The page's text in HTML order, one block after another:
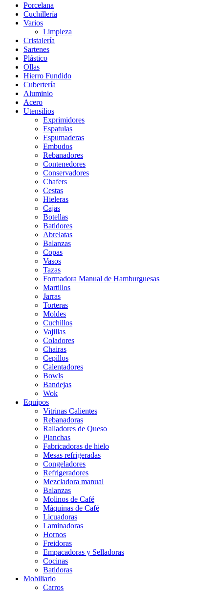
Porcelana
Cuchillería
Varios
Limpieza
Cristalería
Sartenes
Plástico
Ollas
Hierro Fundido
Cubertería
Aluminio
Acero
Utensilios
Exprimidores
Espatulas
Espumaderas
Embudos
Rebanadores
Contenedores
Conservadores
Chafers
Cestas
Hieleras
Cajas
Botellas
Batidores
Abrelatas
Balanzas
Copas
Vasos
Tazas
Formadora Manual de Hamburguesas
Martillos
Jarras
Torteras
Moldes
Cuchillos
Vajillas
Coladores
Chairas
Cepillos
Calentadores
Bowls
Bandejas
Wok
Equipos
Vitrinas Calientes
Rebanadoras
Ralladores de Queso
Planchas
Fabricadoras de hielo
Mesas refrigeradas
Congeladores
Refrigeradores
Mezcladora manual
Balanzas
Molinos de Café
Máquinas de Café
Licuadoras
Laminadoras
Hornos
Freidoras
Empacadoras y Selladoras
Cocinas
Batidoras
Mobiliario
Carros